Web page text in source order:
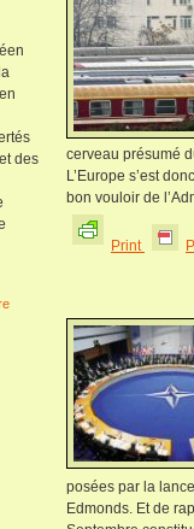
des
cerveau présumé
L’Europe s’est
bon vouloir de
Print
posées par la
Edmonds. Et de